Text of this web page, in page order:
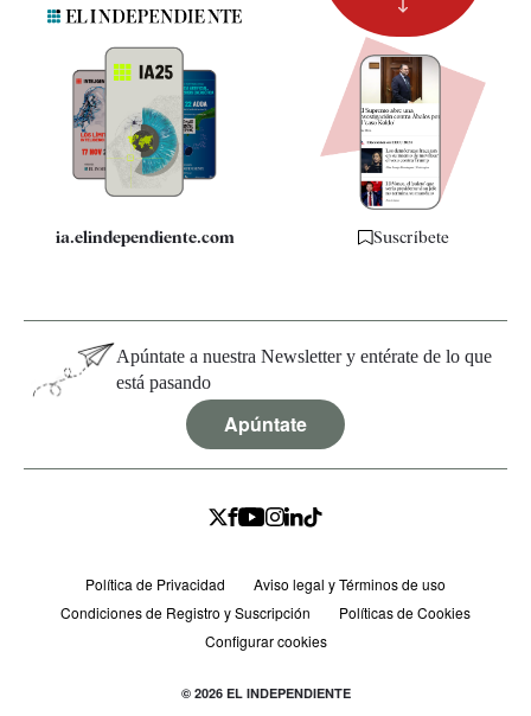
Quiénes somos
Especificaciones
ia.elindependiente.com Suscríbete
Apúntate a nuestra Newsletter y entérate de lo que
está pasando
Apúntate
Política de Privacidad
Aviso legal y Términos de uso
Condiciones de Registro y Suscripción
Políticas de Cookies
Configurar cookies
© 2026 EL INDEPENDIENTE